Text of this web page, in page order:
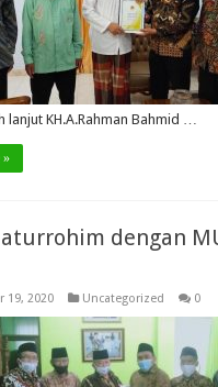
lanjut KH.A.Rahman Bahmid …
»
dengan
19, 2020 Uncategorized 0